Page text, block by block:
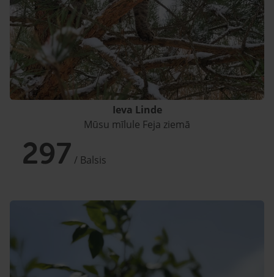
Ieva Linde
Mūsu mīlule Feja ziemā
297 / Balsis